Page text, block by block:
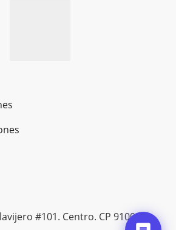
#101. Centro. CP 91000.